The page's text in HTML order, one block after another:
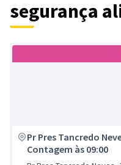
segurança
Pr Pres Tancredo
Contagem às 09:00